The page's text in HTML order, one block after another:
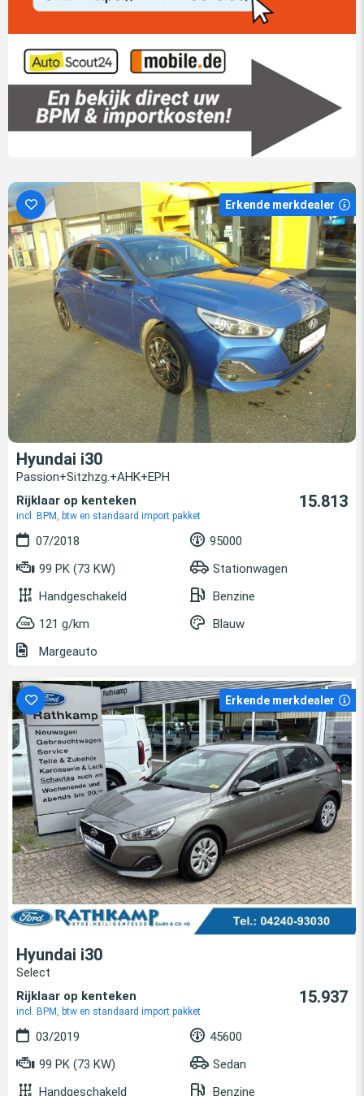
Erkende merkdealer
Hyundai i30
Passion+Sitzhzg.+AHK+EPH
Rijklaar op kenteken
incl. BPM, btw en standaard import pakket
15.813
07/2018
95000
99 PK (73 KW)
Stationwagen
Handgeschakeld
Benzine
121 g/km
Blauw
Margeauto
Erkende merkdealer
Hyundai i30
Select
Rijklaar op kenteken
incl. BPM, btw en standaard import pakket
15.937
03/2019
45600
99 PK (73 KW)
Sedan
Handgeschakeld
Benzine